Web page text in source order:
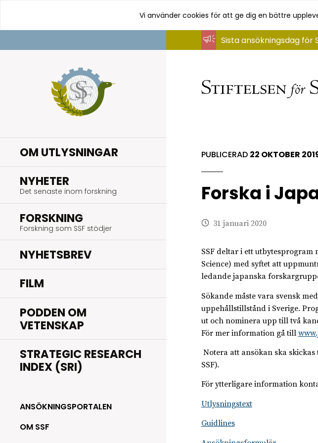
innehåll
Vi använder cookies för att ge dig en bättre
OM UTLYSNINGAR
NYHETER
Det senaste inom forskning
FORSKNING
Forskning som SSF stödjer
NYHETSBREV
FILM
PODDEN OM
VETENSKAP
STRATEGIC RESEARCH
INDEX (SRI)
ANSÖKNINGSPORTALEN
OM SSF
Sista ansökningsdag för
PUBLICERAD 22 OKTOBER
Forska i
31 januari 2020
SSF deltar i ett utbytesprogram
Science) med syftet att
ledande japanska
Sökande måste vara svensk
uppehållstillstånd i Sverige.
ut och nominera upp till två
För mer information gå till
Notera att ansökan ska
SSF).
För ytterligare information
Utlysningstext
Guidlines